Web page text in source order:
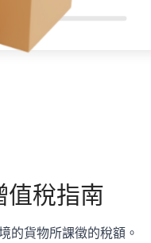
值稅指南
的貨物所課徵的稅額。